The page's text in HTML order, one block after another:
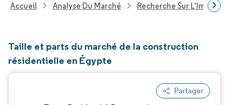
Accueil Analyse Du Marché Recherche Sur
Taille et parts du marché de la construction
résidentielle en Égypte
Partager